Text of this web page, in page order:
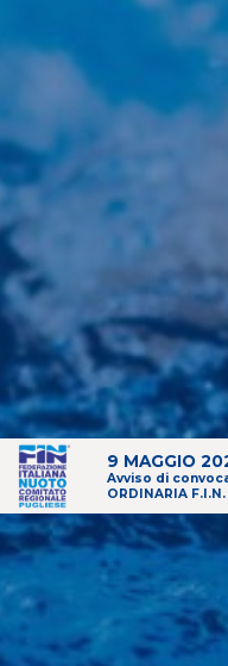
9 MAGGIO
Avviso di
ORDINARIA F.I.N.